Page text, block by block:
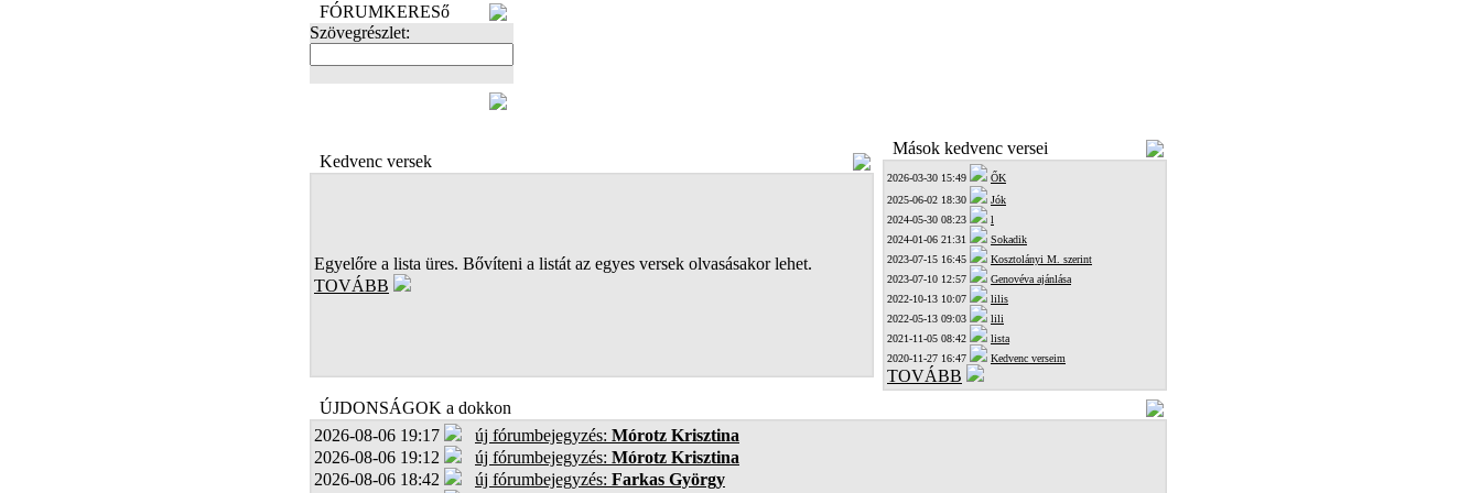
FÓRUMKERESő
Szövegrészlet:
Kedvenc versek
Egyelőre a lista üres. Bővíteni a listát az egyes versek olvasásakor lehet.
TOVÁBB
Mások kedvenc versei
2026-03-30 15:49
ŐK
2025-06-02 18:30
Jók
2024-05-30 08:23
l
2024-01-06 21:31
Sokadik
2023-07-15 16:45
Kosztolányi M. szerint
2023-07-10 12:57
Genovéva ajánlása
2022-10-13 10:07
lilis
2022-05-13 09:03
lili
2021-11-05 08:42
lista
2020-11-27 16:47
Kedvenc verseim
TOVÁBB
ÚJDONSÁGOK a dokkon
2026-08-06 19:17
új fórumbejegyzés: Mórotz Krisztina
2026-08-06 19:12
új fórumbejegyzés: Mórotz Krisztina
2026-08-06 18:42
új fórumbejegyzés: Farkas György